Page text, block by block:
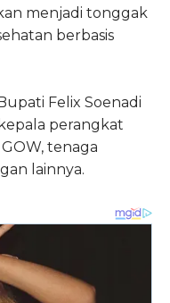
menjadi tonggak
berbasis
Felix Soenadi
perangkat
tenaga
lainnya.